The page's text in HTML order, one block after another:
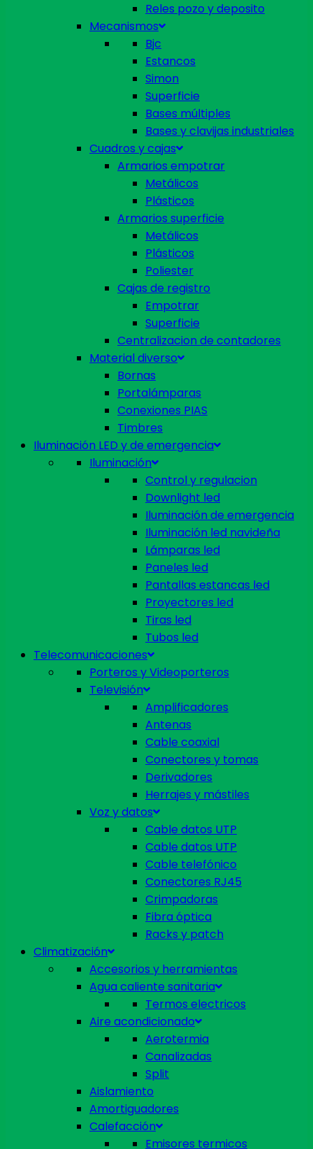
Reles pozo y deposito
Mecanismos
Bjc
Estancos
Simon
Superficie
Bases múltiples
Bases y clavijas industriales
Cuadros y cajas
Armarios empotrar
Metálicos
Plásticos
Armarios superficie
Metálicos
Plásticos
Poliester
Cajas de registro
Empotrar
Superficie
Centralizacion de contadores
Material diverso
Bornas
Portalámparas
Conexiones PIAS
Timbres
Iluminación LED y de emergencia
Iluminación
Control y regulacion
Downlight led
Iluminación de emergencia
Iluminación led navideña
Lámparas led
Paneles led
Pantallas estancas led
Proyectores led
Tiras led
Tubos led
Telecomunicaciones
Porteros y Videoporteros
Televisión
Amplificadores
Antenas
Cable coaxial
Conectores y tomas
Derivadores
Herrajes y mástiles
Voz y datos
Cable datos UTP
Cable datos UTP
Cable telefónico
Conectores RJ45
Crimpadoras
Fibra óptica
Racks y patch
Climatización
Accesorios y herramientas
Agua caliente sanitaria
Termos electricos
Aire acondicionado
Aerotermia
Canalizadas
Split
Aislamiento
Amortiguadores
Calefacción
Emisores termicos